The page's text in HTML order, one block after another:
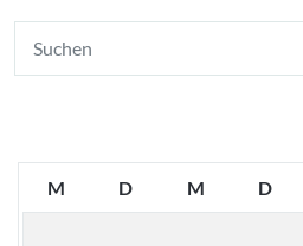
M D M D